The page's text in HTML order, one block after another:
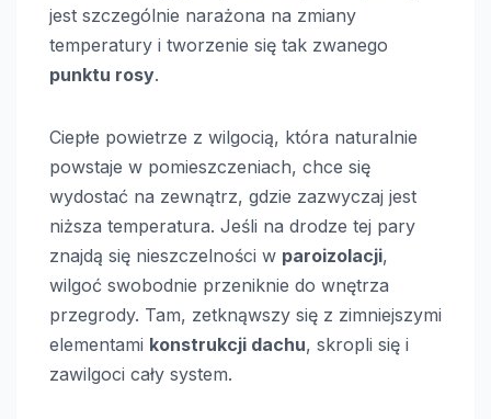
jest szczególnie narażona na zmiany
temperatury i tworzenie się tak zwanego
punktu rosy.
Ciepłe powietrze z wilgocią, która naturalnie
powstaje w pomieszczeniach, chce się
wydostać na zewnątrz, gdzie zazwyczaj jest
niższa temperatura. Jeśli na drodze tej pary
znajdą się nieszczelności w paroizolacji,
wilgoć swobodnie przeniknie do wnętrza
przegrody. Tam, zetknąwszy się z zimniejszymi
elementami konstrukcji dachu, skropli się i
zawilgoci cały system.